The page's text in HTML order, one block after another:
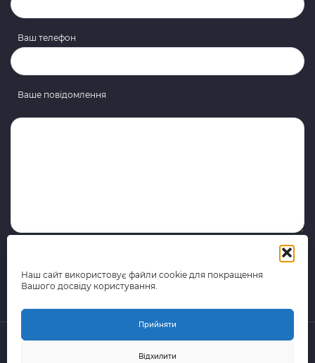
Наш сайт використовує файли cookie для покращення
Вашого досвіду користування.
Прийняти
Відхилити
Ваш телефон
Ваше повідомлення